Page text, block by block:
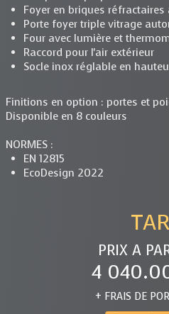
Foyer en briques
Porte foyer triple vitrage
Four avec lumière et
Raccord pour l'air extérieur
Socle inox réglable en
Finitions en option : portes et
Disponible en 8 couleurs
NORMES :
EN 12815
EcoDesign 2022
PRIX A
4
+ FRAIS DE